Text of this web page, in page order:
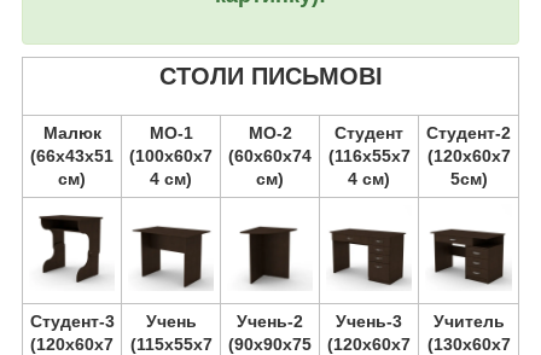
СТОЛИ ПИСЬМОВІ
Малюк
(66х43х51
см)
МО-1
(100х60х7
4 см)
МО-2
(60х60х74
см)
Студент
(116х55х7
4 см)
Студент-2
(120х60х7
5см)
Студент-3
(120х60х7
Учень
(115х55х7
Учень-2
(90х90х75
Учень-3
(120х60х7
Учитель
(130х60х7